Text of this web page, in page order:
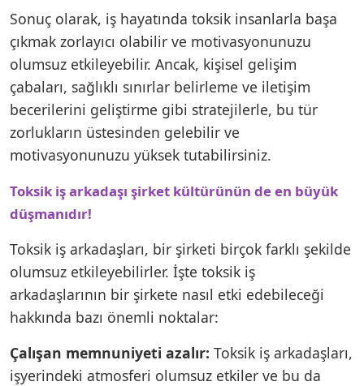
Sonuç olarak, iş hayatında toksik insanlarla başa
çıkmak zorlayıcı olabilir ve motivasyonunuzu
olumsuz etkileyebilir. Ancak, kişisel gelişim
çabaları, sağlıklı sınırlar belirleme ve iletişim
becerilerini geliştirme gibi stratejilerle, bu tür
zorlukların üstesinden gelebilir ve
motivasyonunuzu yüksek tutabilirsiniz.
Toksik iş arkadaşı şirket kültürünün de en büyük
düşmanıdır!
Toksik iş arkadaşları, bir şirketi birçok farklı şekilde
olumsuz etkileyebilirler. İşte toksik iş
arkadaşlarının bir şirkete nasıl etki edebileceği
hakkında bazı önemli noktalar:
Çalışan memnuniyeti azalır: Toksik iş arkadaşları,
işyerindeki atmosferi olumsuz etkiler ve bu da